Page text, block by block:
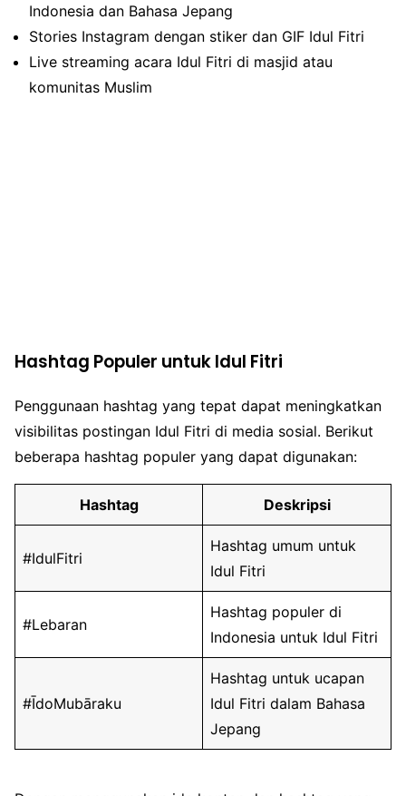
Indonesia dan Bahasa Jepang
Stories Instagram dengan stiker dan GIF Idul Fitri
Live streaming acara Idul Fitri di masjid atau
komunitas Muslim
Hashtag Populer untuk Idul Fitri
Penggunaan hashtag yang tepat dapat meningkatkan
visibilitas postingan Idul Fitri di media sosial. Berikut
beberapa hashtag populer yang dapat digunakan:
Hashtag Deskripsi
#IdulFitri
Hashtag umum untuk
Idul Fitri
#Lebaran
Hashtag populer di
Indonesia untuk Idul Fitri
#ĪdoMubāraku
Hashtag untuk ucapan
Idul Fitri dalam Bahasa
Jepang